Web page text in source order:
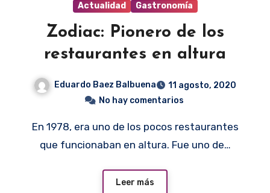
Actualidad Gastronomía
Zodiac: Pionero de los
restaurantes en altura
Eduardo Baez Balbuena
11 agosto, 2020
No hay comentarios
En 1978, era uno de los pocos restaurantes
que funcionaban en altura. Fue uno de…
Leer más